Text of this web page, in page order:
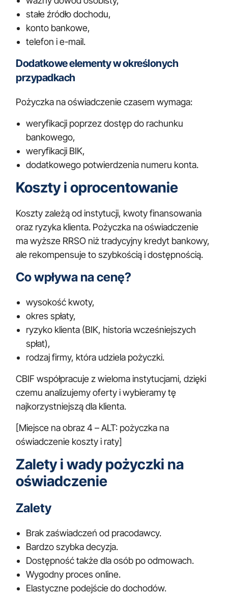
stałe źródło dochodu,
konto bankowe,
telefon i e-mail.
Dodatkowe elementy w określonych
przypadkach
Pożyczka na oświadczenie czasem wymaga:
weryfikacji poprzez dostęp do rachunku
bankowego,
weryfikacji BIK,
dodatkowego potwierdzenia numeru konta.
Koszty i oprocentowanie
Koszty zależą od instytucji, kwoty finansowania
oraz ryzyka klienta. Pożyczka na oświadczenie
ma wyższe RRSO niż tradycyjny kredyt bankowy,
ale rekompensuje to szybkością i dostępnością.
Co wpływa na cenę?
wysokość kwoty,
okres spłaty,
ryzyko klienta (BIK, historia wcześniejszych
spłat),
rodzaj firmy, która udziela pożyczki.
CBIF współpracuje z wieloma instytucjami, dzięki
czemu analizujemy oferty i wybieramy tę
najkorzystniejszą dla klienta.
[Miejsce na obraz 4 – ALT: pożyczka na
oświadczenie koszty i raty]
Zalety i wady pożyczki na
oświadczenie
Zalety
Brak zaświadczeń od pracodawcy.
Bardzo szybka decyzja.
Dostępność także dla osób po odmowach.
Wygodny proces online.
Elastyczne podejście do dochodów.